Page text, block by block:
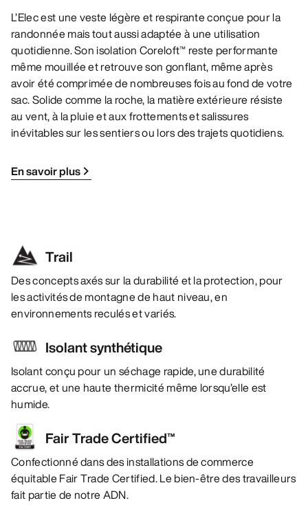
L’Elec est une veste légère et respirante conçue pour la
randonnée mais tout aussi adaptée à une utilisation
quotidienne. Son isolation Coreloft™ reste performante
même mouillée et retrouve son gonflant, même après
avoir été comprimée de nombreuses fois au fond de votre
sac. Solide comme la roche, la matière extérieure résiste
au vent, à la pluie et aux frottements et salissures
inévitables sur les sentiers ou lors des trajets quotidiens.
En savoir plus
Trail
Des concepts axés sur la durabilité et la protection, pour
les activités de montagne de haut niveau, en
environnements reculés et variés.
Isolant synthétique
Isolant conçu pour un séchage rapide, une durabilité
accrue, et une haute thermicité même lorsqu’elle est
humide.
Fair Trade Certified™
Confectionné dans des installations de commerce
équitable Fair Trade Certified. Le bien-être des travailleurs
fait partie de notre ADN.